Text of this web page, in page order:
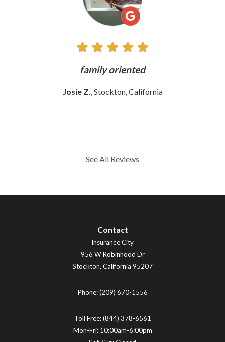
family oriented
Josie Z., Stockton, California
See All Reviews
Contact
Insurance City
956 W Robinhood Dr
Stockton, California 95207
Phone:(209) 670-1556
Toll Free:(844) 378-6561
Mon-Fri: 10:00am-6:00pm